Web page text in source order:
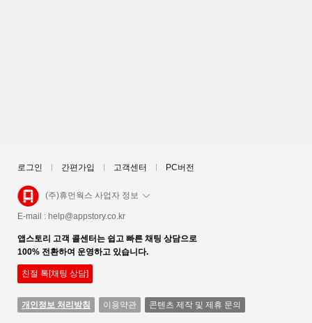
로그인 간편가입 고객센터 PC버전
(주)휴먼웍스 사업자 정보
E-mail : help@appstory.co.kr
앱스토리 고객 콜센터는 쉽고 빠른 채팅 상담으로
100% 전환하여 운영하고 있습니다.
친절 톡[채팅 상담]
개인정보 처리방침 이용약관 콘텐츠 제작 및 제휴 문의